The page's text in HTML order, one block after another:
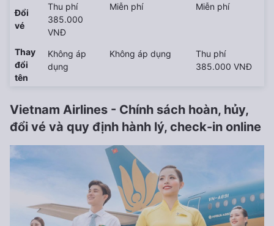
Đổi
vé
Thu phí
385.000
VNĐ
Miễn phí Miễn phí
Thay
đổi
tên
Không áp
dụng
Không áp dụng
Thu phí
385.000 VNĐ
Vietnam Airlines - Chính sách hoàn, hủy,
đổi vé và quy định hành lý, check-in online